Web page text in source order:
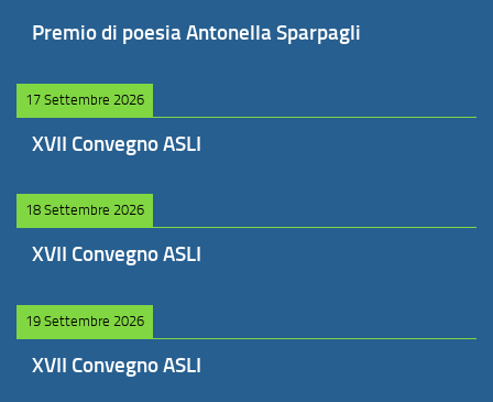
Premio di poesia Antonella Sparpagli
17 Settembre 2026
XVII Convegno ASLI
18 Settembre 2026
XVII Convegno ASLI
19 Settembre 2026
XVII Convegno ASLI